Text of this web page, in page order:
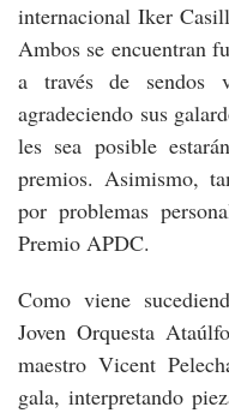
internacional Iker
Ambos se encuentran
a través de sendos
agradeciendo sus
les sea posible
premios. Asimismo,
por problemas
Premio APDC.
Como viene
Joven Orquesta
maestro Vicent
gala, interpretando